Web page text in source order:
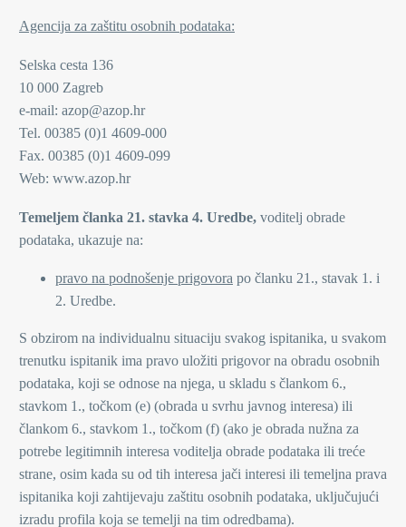
Agencija za zaštitu osobnih podataka:
Selska cesta 136
10 000 Zagreb
e-mail: azop@azop.hr
Tel. 00385 (0)1 4609-000
Fax. 00385 (0)1 4609-099
Web: www.azop.hr
Temeljem članka 21. stavka 4. Uredbe, voditelj obrade
podataka, ukazuje na:
pravo na podnošenje prigovora po članku 21., stavak 1. i
2. Uredbe.
S obzirom na individualnu situaciju svakog ispitanika, u svakom
trenutku ispitanik ima pravo uložiti prigovor na obradu osobnih
podataka, koji se odnose na njega, u skladu s člankom 6.,
stavkom 1., točkom (e) (obrada u svrhu javnog interesa) ili
člankom 6., stavkom 1., točkom (f) (ako je obrada nužna za
potrebe legitimnih interesa voditelja obrade podataka ili treće
strane, osim kada su od tih interesa jači interesi ili temeljna prava
ispitanika koji zahtijevaju zaštitu osobnih podataka, uključujući
izradu profila koja se temelji na tim odredbama).